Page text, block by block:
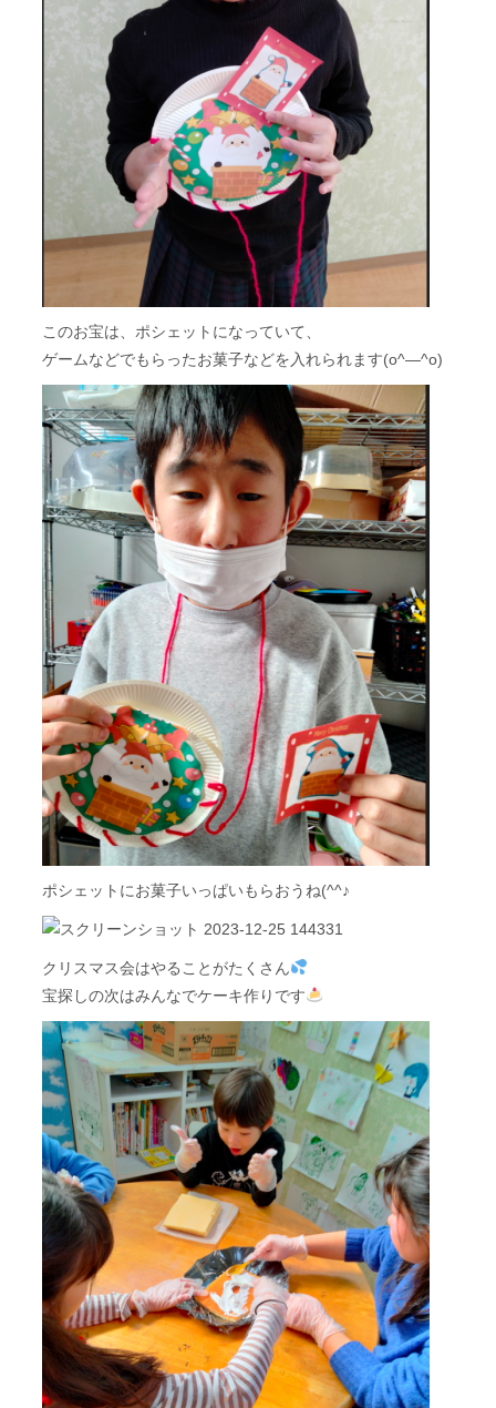
このお宝は、ポシェットになっていて、
ゲームなどでもらったお菓子などを入れられます(o^―^o)
ポシェットにお菓子いっぱいもらおうね(^^♪
クリスマス会はやることがたくさん
宝探しの次はみんなでケーキ作りです